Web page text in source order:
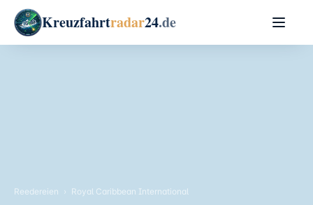
Kreuzfahrtradar24.de
Reedereien › Royal Caribbean International